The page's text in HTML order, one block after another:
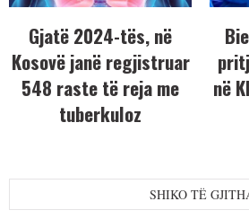
Gjatë 2024-tës, në
Kosovë janë regjistruar
548 raste të reja me
tuberkuloz
në
SHIKO TË